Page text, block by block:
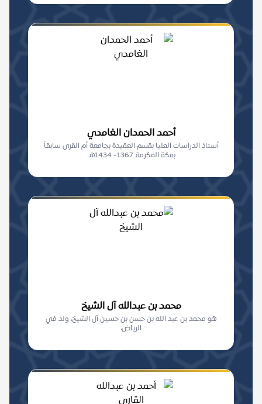
أحمد الحمدان الغامدي
أستاذ الدراسات العليا بقسم العقيدة بجامعة أم القرى سابقاً
بمكة المكرمة. 1367- 1434هـ.
محمد بن عبدالله آل الشيخ
هو محمد بن عبد الله بن حسن بن حسين آل الشيخ، ولد في
الرياض،